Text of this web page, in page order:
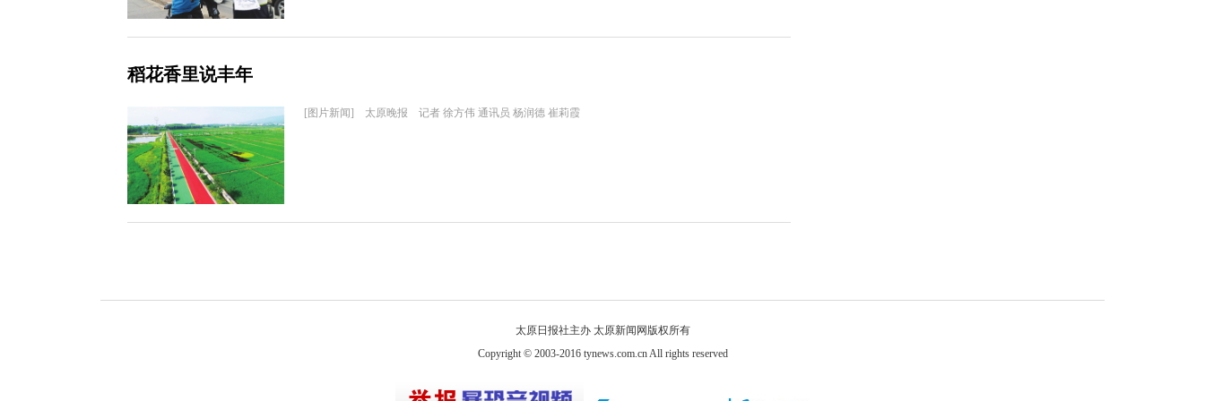
稻花香里说丰年
[图片新闻] 太原晚报 记者 徐方伟 通讯员 杨润德 崔莉霞
太原日报社主办 太原新闻网版权所有
Copyright © 2003-2016 tynews.com.cn All rights reserved